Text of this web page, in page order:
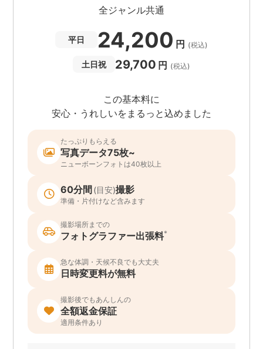
全ジャンル共通
平日 24,200 円 (税込)
土日祝 29,700 円 (税込)
この基本料に
安心・うれしいをまるっと込めました
たっぷりもらえる
写真データ75枚~
ニューボーンフォトは40枚以上
60分間 (目安)撮影
準備・片付けなど含みます
撮影場所までの
フォトグラファー出張料*
急な体調・天候不良でも大丈夫
日時変更料が無料
撮影後でもあんしんの
全額返金保証
適用条件あり